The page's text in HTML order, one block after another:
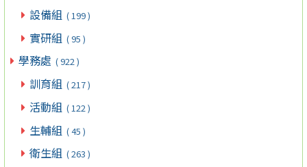
設備組 ( 199 )
實研組 ( 95 )
學務處 ( 922 )
訓育組 ( 217 )
活動組 ( 122 )
生輔組 ( 45 )
衛生組 ( 263 )